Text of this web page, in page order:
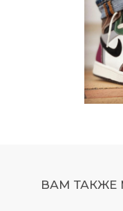
ВАМ ТАКЖЕ